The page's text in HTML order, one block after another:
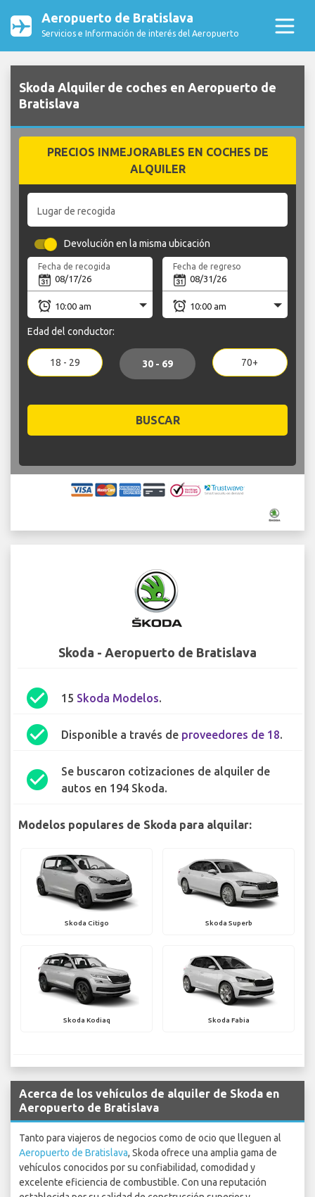
Aeropuerto de Bratislava
Servicios e Información de interés del Aeropuerto
Skoda Alquiler de coches en Aeropuerto de
Bratislava
PRECIOS INMEJORABLES EN COCHES DE
ALQUILER
Lugar de recogida
Devolución en la misma ubicación
Fecha de recogida Fecha de regreso
Edad del conductor:
18 - 29 30 - 69 70+
BUSCAR
Skoda - Aeropuerto de Bratislava
check_circle 15 Skoda Modelos.
check_circle Disponible a través de proveedores de 18.
check_circle
Se buscaron cotizaciones de alquiler de
autos en 194 Skoda.
Modelos populares de Skoda para alquilar:
Skoda Citigo Skoda Superb
Skoda Kodiaq Skoda Fabia
Acerca de los vehículos de alquiler de Skoda en
Aeropuerto de Bratislava
Tanto para viajeros de negocios como de ocio que lleguen al
Aeropuerto de Bratislava, Skoda ofrece una amplia gama de
vehículos conocidos por su confiabilidad, comodidad y
excelente eficiencia de combustible. Con una reputación